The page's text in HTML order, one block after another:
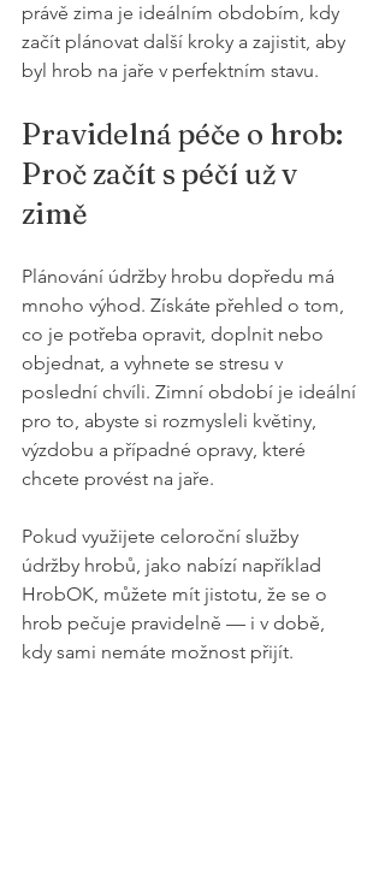
právě zima je ideálním obdobím, kdy
začít plánovat další kroky a zajistit, aby
byl hrob na jaře v perfektním stavu.
Pravidelná péče o hrob:
Proč začít s péčí už v
zimě
Plánování údržby hrobu dopředu má
mnoho výhod. Získáte přehled o tom,
co je potřeba opravit, doplnit nebo
objednat, a vyhnete se stresu v
poslední chvíli. Zimní období je ideální
pro to, abyste si rozmysleli květiny,
výzdobu a případné opravy, které
chcete provést na jaře.
Pokud využijete celoroční služby
údržby hrobů, jako nabízí například
HrobOK, můžete mít jistotu, že se o
hrob pečuje pravidelně — i v době,
kdy sami nemáte možnost přijít.